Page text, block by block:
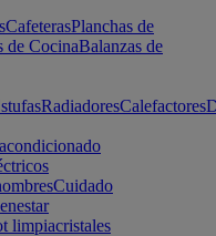
CafeterasPlanchas de
de CocinaBalanzas de
RadiadoresCalefactores
Cuidado
limpiacristales